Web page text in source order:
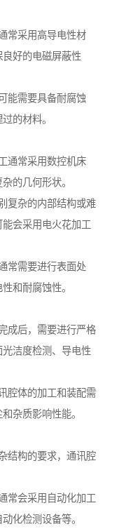
常采用高导电性材
好的电磁屏蔽性
能需要具备耐腐蚀
的材料。
通常采用数控机床
的几何形状。
复杂的内部结构或难
会采用电火花加工
常需要进行表面处
和耐腐蚀性。
成后，需要进行严格
洁度检测、导电性
腔体的加工和装配需
杂质影响性能。
结构的要求，通讯腔
常会采用自动化加工
化检测设备等。